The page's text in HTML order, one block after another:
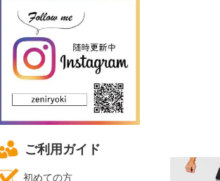
ご利用ガイド
初めての方